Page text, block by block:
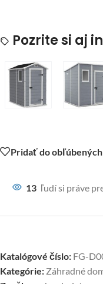
Pozrite si aj
Pridať do obľúbených
13 ľudí si práve
Katalógové číslo: FG-
Kategórie: Záhradné